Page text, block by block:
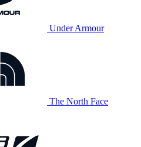
Under Armour
The North Face